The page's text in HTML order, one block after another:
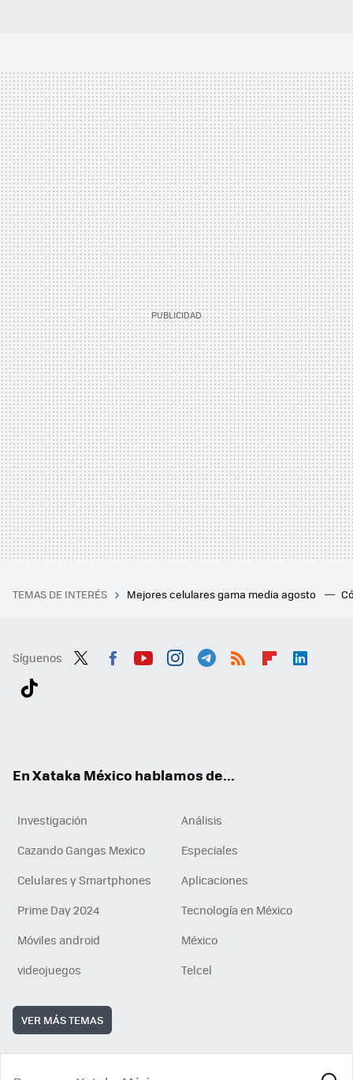
TEMAS DE INTERÉS Mejores celulares gama media agosto
Síguenos
En Xataka México hablamos de...
Investigación
Análisis
Cazando Gangas Mexico
Especiales
Celulares y Smartphones
Aplicaciones
Prime Day 2024
Tecnología en México
Móviles android
México
videojuegos
Telcel
VER MÁS TEMAS